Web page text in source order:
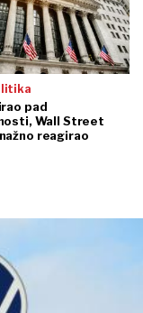
pad
Wall Street
reagirao